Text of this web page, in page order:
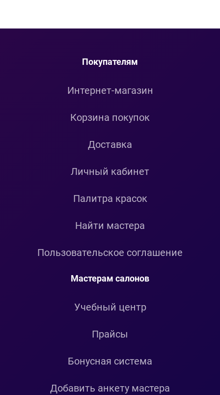
Покупателям
Интернет-магазин
Корзина покупок
Доставка
Личный кабинет
Палитра красок
Найти мастера
Пользовательское соглашение
Мастерам салонов
Учебный центр
Прайсы
Бонусная система
Добавить анкету мастера